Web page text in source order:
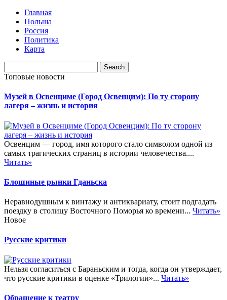
Главная
Польша
Россия
Политика
Карта
Топовые новости
Музей в Освенциме (Город Освенцим): По ту сторону
лагеря – жизнь и история
Освенцим — город, имя которого стало символом одной из
самых трагических страниц в истории человечества....
Читать»
Блошиные рынки Гданьска
Неравнодушным к винтажу и антиквариату, стоит подгадать
поездку в столицу Восточного Поморья ко времени... Читать»
Новое
Русские критики
Нельзя согласиться с Бараньским и тогда, когда он утверждает,
что русские критики в оценке «Трилогии»... Читать»
Обращение к театру